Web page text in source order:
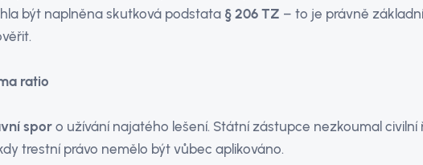
být naplněna skutková podstata § 206 TZ – to je právně
ratio
sporo užívání najatého lešení. Státní zástupce nezkoumal civilní
trestní právo nemělo být vůbec aplikováno.